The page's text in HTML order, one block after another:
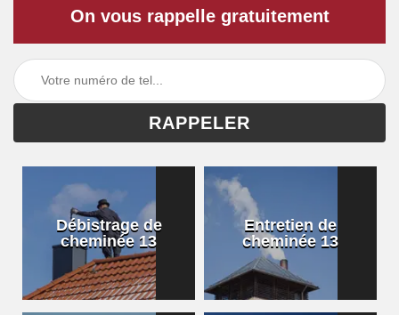
On vous rappelle gratuitement
Débistrage de
cheminée 13
Entretien de
cheminée 13